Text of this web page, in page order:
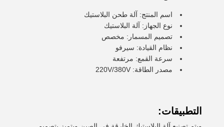
اسم المنتج: آلة طحن البلاستيك
نوع الجهاز: آلة البلاستيك
تصميم المسمار: مخصص
نظام القيادة: سيرفو
سرعة القمع: مرتفعة
مصدر الطاقة: 220V/380V
التطبيقات: